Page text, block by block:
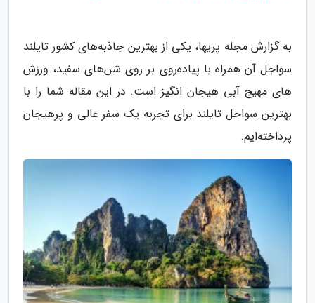
به گزارش مجله پریها، یکی از بهترین جاذبه‌های کشور تایلند
سواجل آن همراه با پیاده‌روی بر روی شن‌های سفید، ورزش
های مهیج آبی هیجان انگیز است. در این مقاله شما را با
بهترین سواحل تایلند برای تجربه یک سفر عالی و پرهیجان
پرداخته‌ایم.